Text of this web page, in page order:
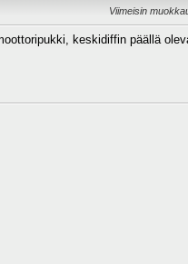
Viimeisin
keskidiffin päällä